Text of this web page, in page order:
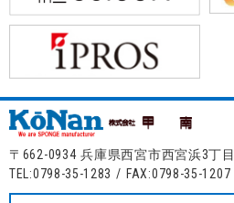
〒662-0934 兵庫県西宮市西宮浜3丁
TEL:0798-35-1283 / FAX:0798-35-1207